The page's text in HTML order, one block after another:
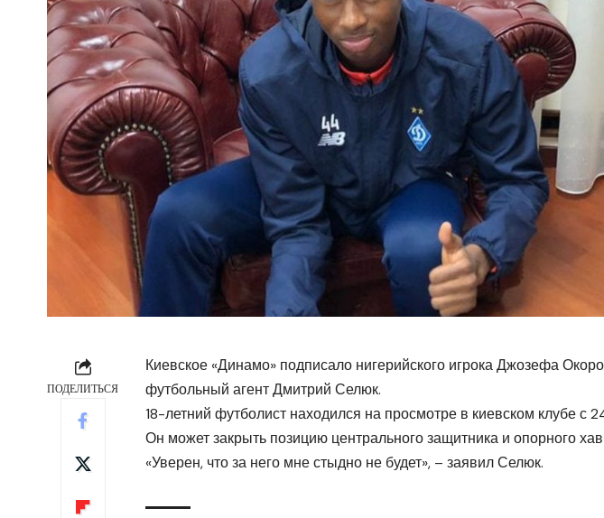
ПОДЕЛИТЬСЯ
Киевское «Динамо» подписало нигерийского игрока Джозефа
футбольный агент Дмитрий Селюк.
18-летний футболист находился на просмотре в киевском клубе с
Он может закрыть позицию центрального защитника и опорного
«Уверен, что за него мне стыдно не будет», – заявил Селюк.